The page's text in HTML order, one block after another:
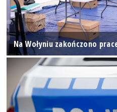
Na Wołyniu zakończono